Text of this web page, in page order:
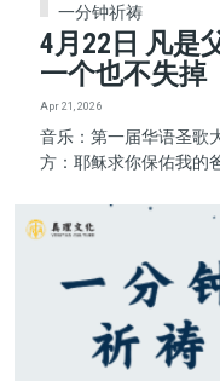
一分钟祈祷
4月22日 凡是
一个也不失掉
Apr 21, 2026
音乐：第一届华语圣歌
方：耶稣求你保佑我的